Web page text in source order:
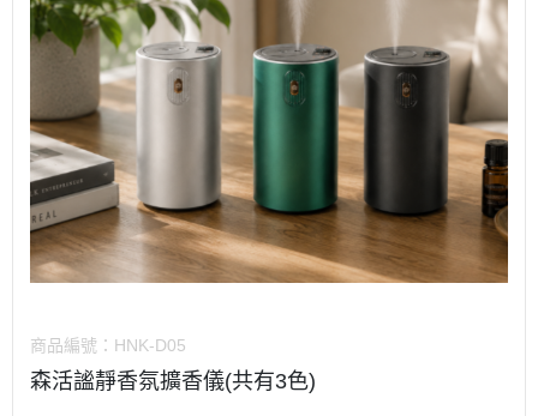
商品編號： HNK-D05
森活謐靜香氛擴香儀(共有3色)